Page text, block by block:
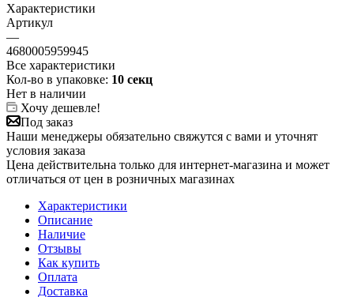
Характеристики
Артикул
—
4680005959945
Все характеристики
Кол-во в упаковке: 10 секц
Нет в наличии
Хочу дешевле!
Под заказ
Наши менеджеры обязательно свяжутся с вами и уточнят
условия заказа
Цена действительна только для интернет-магазина и может
отличаться от цен в розничных магазинах
Характеристики
Описание
Наличие
Отзывы
Как купить
Оплата
Доставка